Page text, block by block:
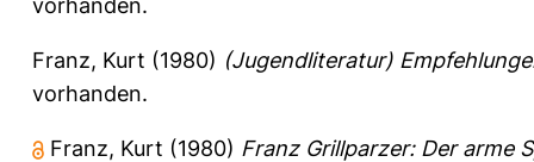
vorhanden.
Franz, Kurt (1980) (Jugendliteratur)
vorhanden.
Franz, Kurt (1980) Franz Grillparzer: Der arme